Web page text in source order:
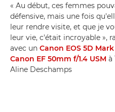
« Au début, ces femmes
défensive, mais une fois
leur rendre visite, et que je
leur vie, c'était incroyable »,
avec un Canon EOS 5D
Canon EF 50mm f/1.4 USM à
Aline Deschamps